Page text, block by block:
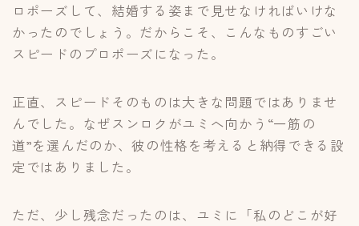
ロポーズして、結婚する姿まで見せなければいけな
かったのでしょう。だからこそ、こんなものすごい
スピードのプロポーズになった。
正直、スピードそのものは大きな問題ではありませ
んでした。なぜスンロクがユミへ向かう“一筋の
道”を選んだのか、彼の性格を考えると納得できる設
定ではありました。
ただ、少し残念だったのは、ユミに「私のどこが好